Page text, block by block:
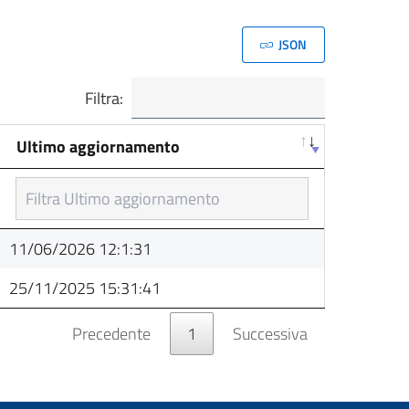
JSON
Filtra:
Ultimo aggiornamento
Ultimo aggiornamento
11/06/2026 12:1:31
25/11/2025 15:31:41
Precedente
1 Successiva